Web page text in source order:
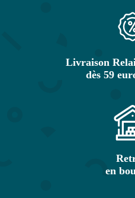
Livraison
dès 59
en